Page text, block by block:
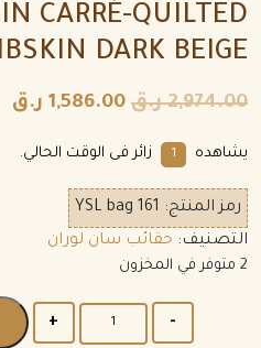
CARRÉ-QUILTED
DARK BEIGE
2,974.00 ر.ق 1,586.00 ر.ق
يشاهده 7 زائر فى الوقت الحالي.
رمز المنتج: YSL bag 161
التصنيف: حقائب سان لوران
2 متوفر في المخزون